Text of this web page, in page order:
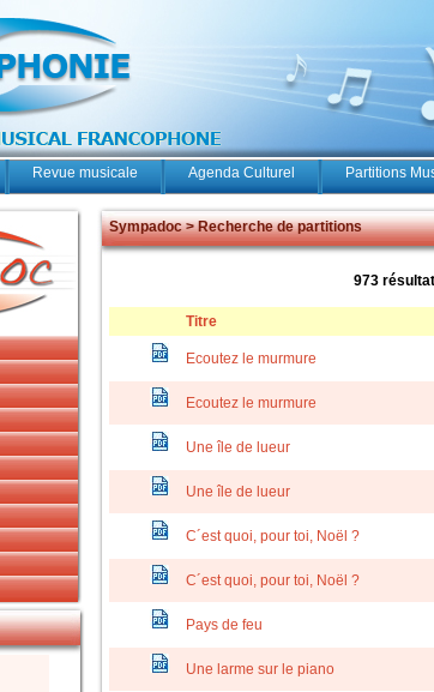
Revue musicale Agenda Culturel Partitions
Sympadoc > Recherche de partitions
973
Titre
Ecoutez le murmure
Ecoutez le murmure
Une île de lueur
Une île de lueur
C´est quoi, pour toi, Noël ?
C´est quoi, pour toi, Noël ?
Pays de feu
Une larme sur le piano